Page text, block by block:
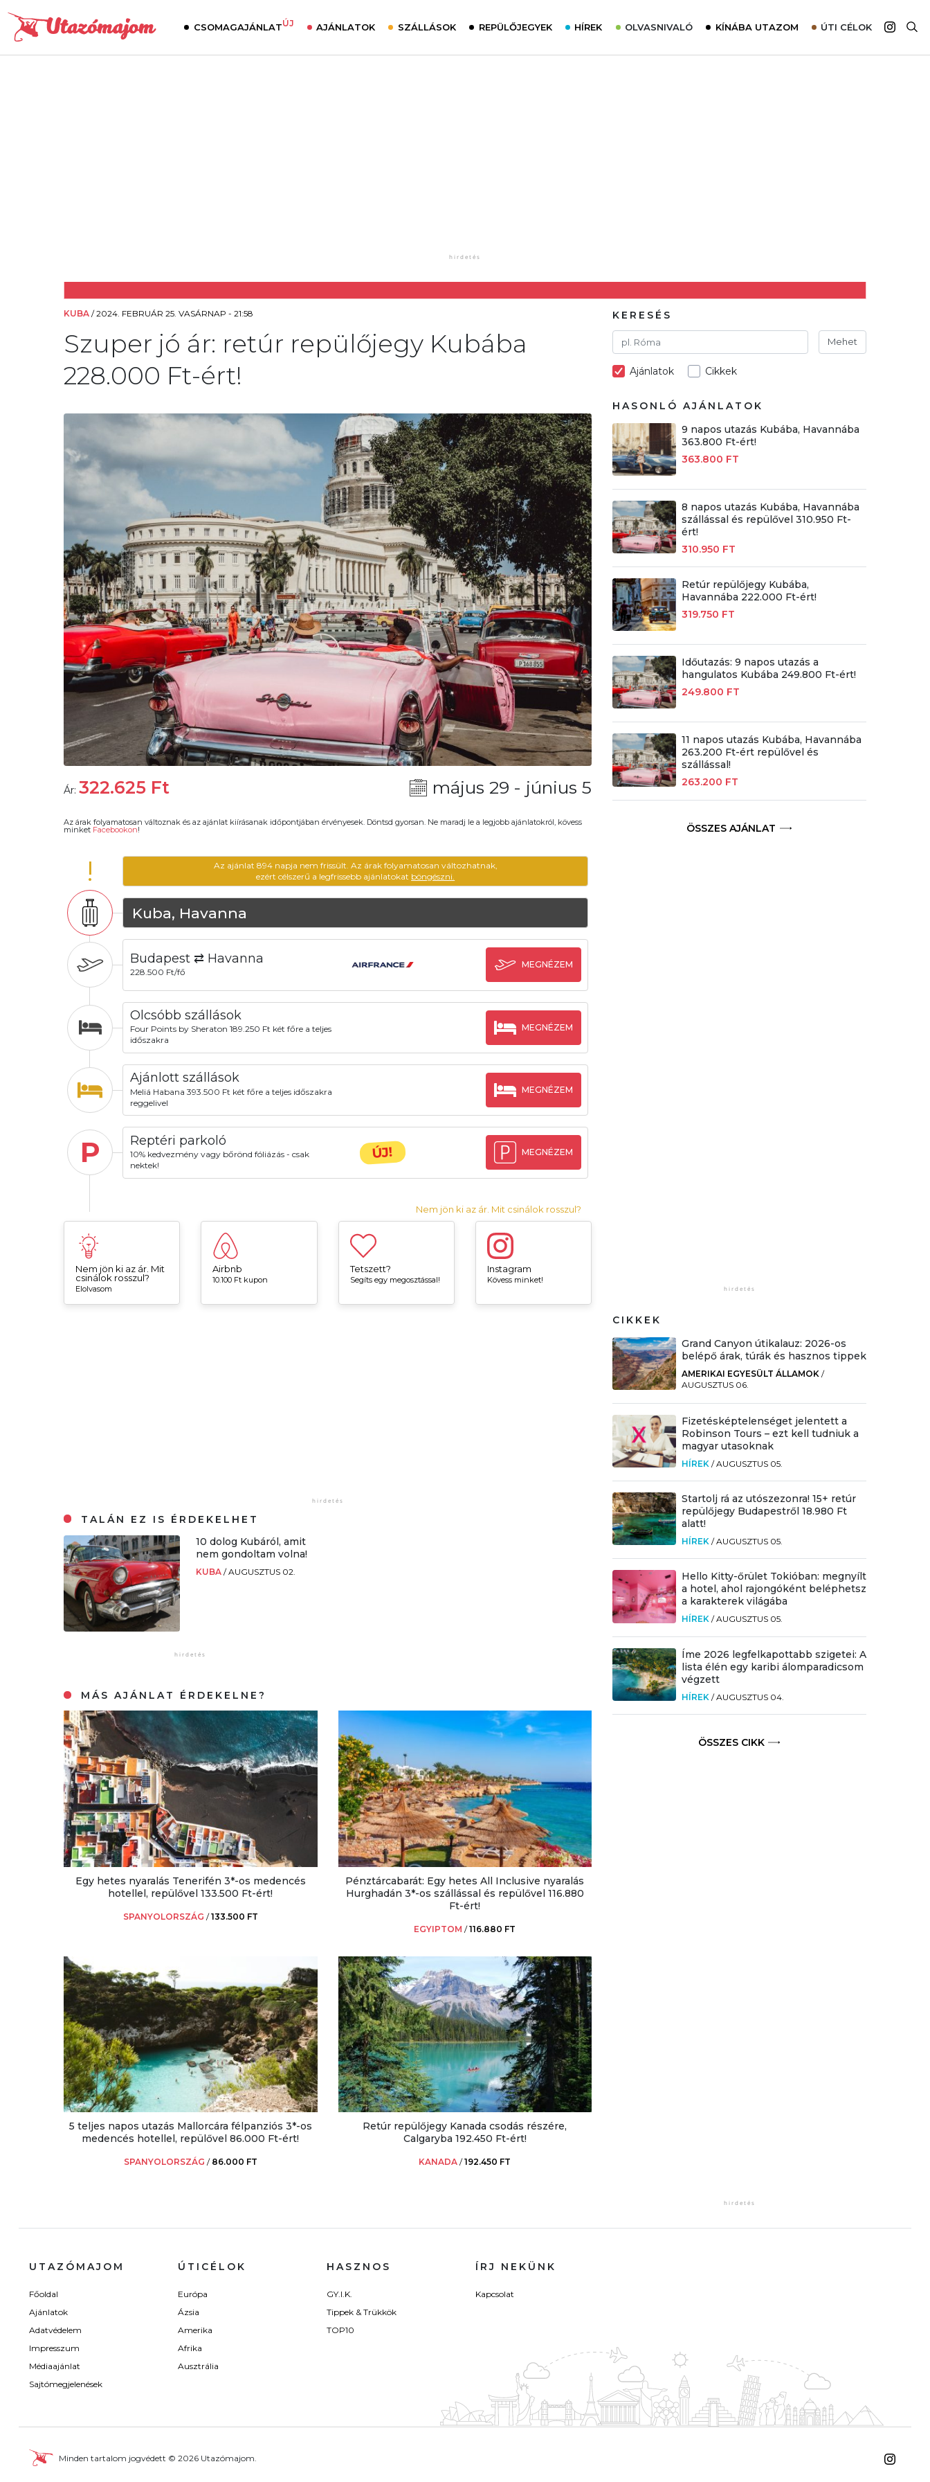
CSOMAGAJÁNLATÚJ AJÁNLATOK SZÁLLÁSOK REPÜLŐJEGYEK HÍREK OLVASNIVALÓ KÍNÁBA UTAZOM ÚTI CÉLOK
KUBA /2024. FEBRUÁR 25. VASÁRNAP - 21:58
Szuper jó ár: retúr repülőjegy Kubába
228.000 Ft-ért!
Ár: 322.625 Ft május 29 - június 5
Az árak folyamatosan változnak és az ajánlat kiírásanak időpontjában érvényesek. Döntsd gyorsan. Ne maradj le a legjobb ajánlatokról, kövess
minket Facebookon!
!
Az ajánlat 894 napja nem frissült. Az árak folyamatosan változhatnak,
ezért célszerű a legfrissebb ajánlatokat böngészni.
Kuba, Havanna
Budapest ⇄ Havanna
228.500 Ft/fő
MEGNÉZEM
Olcsóbb szállások
Four Points by Sheraton 189.250 Ft két főre a teljes
időszakra
MEGNÉZEM
Ajánlott szállások
Meliá Habana 393.500 Ft két főre a teljes időszakra
reggelivel
MEGNÉZEM
P Reptéri parkoló
10% kedvezmény vagy bőrönd fóliázás - csak
nektek!
ÚJ! MEGNÉZEM
Nem jön ki az ár. Mit csinálok rosszul?
Nem jön ki az ár. Mit
csinálok rosszul?
Elolvasom
Airbnb
10.100 Ft kupon
Tetszett?
Segíts egy megosztással!
Instagram
Kövess minket!
TALÁN EZ IS ÉRDEKELHET
10 dolog Kubáról, amit
nem gondoltam volna!
KUBA/AUGUSZTUS 02.
MÁS AJÁNLAT ÉRDEKELNE?
Egy hetes nyaralás Tenerifén 3*-os medencés
hotellel, repülővel 133.500 Ft-ért!
SPANYOLORSZÁG /133.500 FT
Pénztárcabarát: Egy hetes All Inclusive nyaralás
Hurghadán 3*-os szállással és repülővel 116.880
Ft-ért!
EGYIPTOM /116.880 FT
5 teljes napos utazás Mallorcára félpanziós 3*-os
medencés hotellel, repülővel 86.000 Ft-ért!
SPANYOLORSZÁG / 86.000 FT
Retúr repülőjegy Kanada csodás részére,
Calgaryba 192.450 Ft-ért!
KANADA /192.450 FT
KERESÉS
Mehet
Ajánlatok Cikkek
HASONLÓ AJÁNLATOK
9 napos utazás Kubába, Havannába
363.800 Ft-ért!
363.800 FT
8 napos utazás Kubába, Havannába
szállással és repülővel 310.950 Ft-
ért!
310.950 FT
Retúr repülőjegy Kubába,
Havannába 222.000 Ft-ért!
319.750 FT
Időutazás: 9 napos utazás a
hangulatos Kubába 249.800 Ft-ért!
249.800 FT
11 napos utazás Kubába, Havannába
263.200 Ft-ért repülővel és
szállással!
263.200 FT
ÖSSZES AJÁNLAT
CIKKEK
Grand Canyon útikalauz: 2026-os
belépő árak, túrák és hasznos tippek
AMERIKAI EGYESÜLT ÁLLAMOK /
AUGUSZTUS 06.
Fizetésképtelenséget jelentett a
Robinson Tours – ezt kell tudniuk a
magyar utasoknak
HÍREK /AUGUSZTUS 05.
Startolj rá az utószezonra! 15+ retúr
repülőjegy Budapestről 18.980 Ft
alatt!
HÍREK /AUGUSZTUS 05.
Hello Kitty-őrület Tokióban: megnyílt
a hotel, ahol rajongóként beléphetsz
a karakterek világába
HÍREK /AUGUSZTUS 05.
Íme 2026 legfelkapottabb szigetei: A
lista élén egy karibi álomparadicsom
végzett
HÍREK /AUGUSZTUS 04.
ÖSSZES CIKK
UTAZÓMAJOM
Főoldal
Ajánlatok
Adatvédelem
Impresszum
Médiaajánlat
Sajtómegjelenések
ÚTICÉLOK
Európa
Ázsia
Amerika
Afrika
Ausztrália
HASZNOS
GY.I.K.
Tippek & Trükkök
TOP10
ÍRJ NEKÜNK
Kapcsolat
Minden tartalom jogvédett © 2026 Utazómajom.